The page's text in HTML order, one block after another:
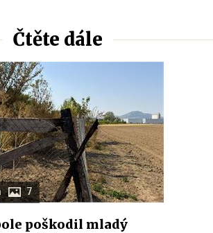
Čtěte dále
7
poškodil mladý